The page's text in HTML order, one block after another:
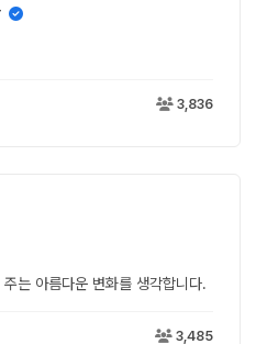
3,836
는 아름다운 변화를 생각합니다.
3,485